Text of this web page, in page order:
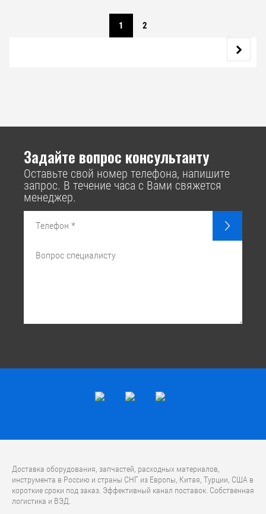
1 2
Задайте вопрос консультанту
Оставьте свой номер телефона, напишите
запрос. В течение часа с Вами свяжется
менеджер.
Доставка оборудования, запчастей, расходных материалов,
инструмента в Россию и страны СНГ из Европы, Китая, Турции, США в
короткие сроки под заказ. Эффективный канал поставок. Собственная
логистика и ВЭД.